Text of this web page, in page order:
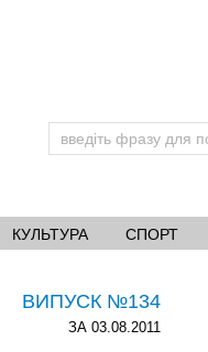
КУЛЬТУРА СПОРТ
ВИПУСК №134
ЗА 03.08.2011